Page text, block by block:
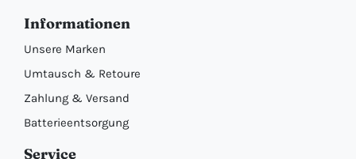
Informationen
Unsere Marken
Umtausch & Retoure
Zahlung & Versand
Batterieentsorgung
Service